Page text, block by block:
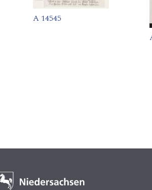
A 14545